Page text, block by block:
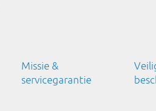
Missie &
servicegarantie